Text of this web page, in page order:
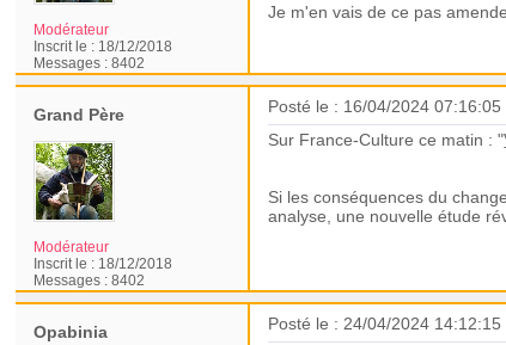
Modérateur
Inscrit le : 18/12/2018
Messages :8402
Je m'en vais de ce pas
Grand Père
Modérateur
Inscrit le : 18/12/2018
Messages :8402
Posté le : 16/04/2024 07:16:05
Sur France-Culture ce matin : "
Si les conséquences du
analyse, une nouvelle étude
Opabinia
Posté le : 24/04/2024 14:12:15